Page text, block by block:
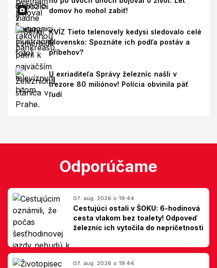
domov ho mohol zabiť!
KVÍZ Tieto telenovely kedysi sledovalo celé
Slovensko: Spoznáte ich podľa postáv a
príbehov?
U exriaditeľa Správy železníc našli v
trezore 80 miliónov! Polícia obvinila päť
ľudí
Odporúčame
07. aug. 2026 o 19:44
Cestujúci ostali v ŠOKU: 6-hodinová
cesta vlakom bez toalety! Odpoveď
železníc ich vytočila do nepríčetnosti
07. aug. 2026 o 19:44